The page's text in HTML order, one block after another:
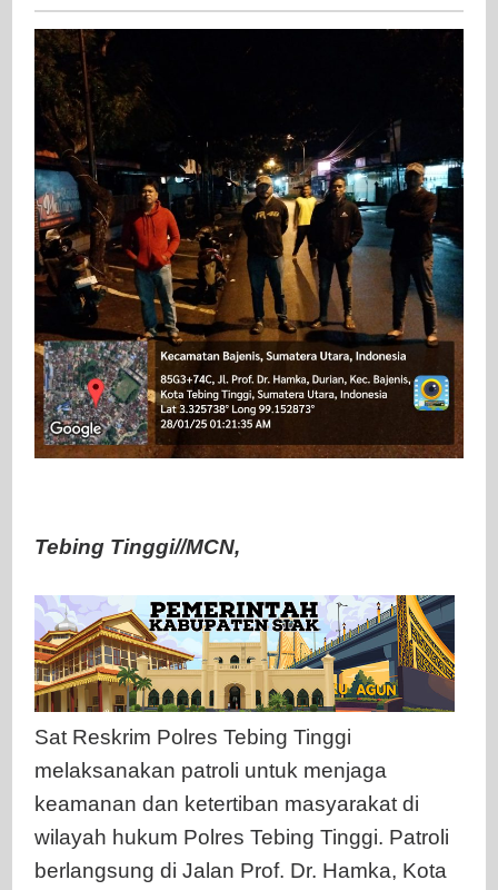
Tebing Tinggi//MCN,
Sat Reskrim Polres Tebing Tinggi
melaksanakan patroli untuk menjaga
keamanan dan ketertiban masyarakat di
wilayah hukum Polres Tebing Tinggi. Patroli
berlangsung di Jalan Prof. Dr. Hamka, Kota